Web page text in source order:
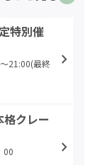
特別催
21:00(最終
クレー
00